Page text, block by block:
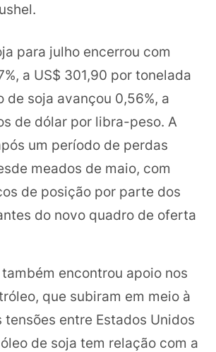
para julho encerrou com
a US$ 301,90 por tonelada
de soja avançou 0,56%, a
de dólar por libra-peso. A
um período de perdas
meados de maio, com
de posição por parte dos
do novo quadro de oferta
encontrou apoio nos
que subiram em meio à
tensões entre Estados Unidos
de soja tem relação com a